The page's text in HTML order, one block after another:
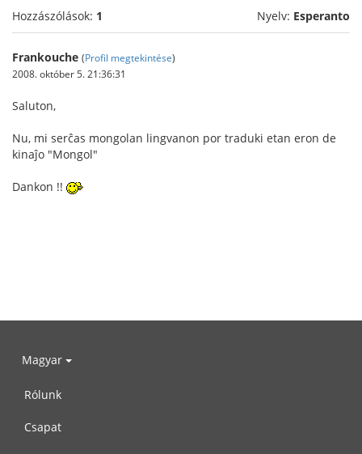
Hozzászólások: 1 Nyelv: Esperanto
Frankouche (Profil megtekintése)
2008. október 5. 21:36:31
Saluton,
Nu, mi serĉas mongolan lingvanon por traduki etan eron de
kinaĵo "Mongol"
Dankon !!
Magyar
Rólunk
Csapat